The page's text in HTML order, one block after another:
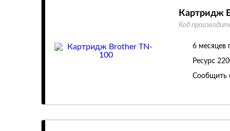
Картридж
Код
6 месяцев
Ресурс
Сообщить